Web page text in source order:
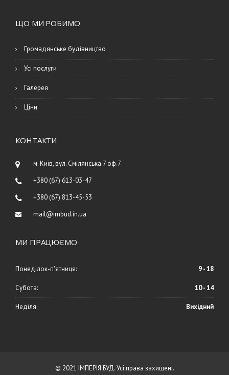
ЩО МИ РОБИМО
Громадянське будівництво
Усі послуги
Галерея
Ціни
КОНТАКТИ
м. Київ, вул. Смілянська 7 оф.7
+380 (67) 613-03-47
+380 (67) 813-45-53
mail@imbud.in.ua
МИ ПРАЦЮЄМО
Понеділок-п'ятниця: 9 - 18
Субота: 10 - 14
Неділя: Вихідний
© 2021 ІМПЕРІЯ БУД. Усі права захищені.